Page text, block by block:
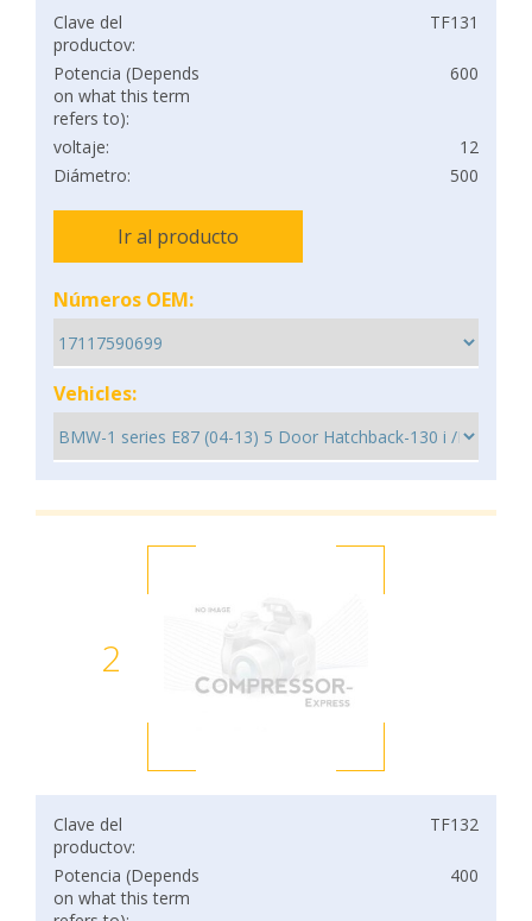
Clave del
productov:
TF131
Potencia (Depends
on what this term
refers to):
600
voltaje:
12
Diámetro:
500
Ir al producto
Números OEM:
Vehicles:
2
Clave del
productov:
TF132
Potencia (Depends
on what this term
400